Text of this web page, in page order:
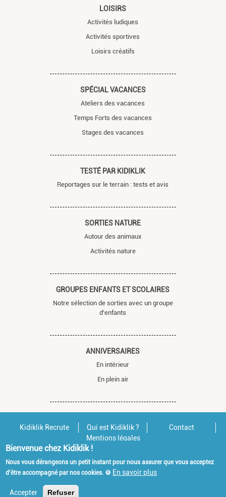
LOISIRS
Activités ludiques
Activités sportives
Loisirs créatifs
SPÉCIAL VACANCES
Ateliers des vacances
Temps Forts des vacances
Stages des vacances
TESTÉ PAR KIDIKLIK
Reportages sur le terrain : tests et avis
SORTIES NATURE
Autour des animaux
Activités nature
GROUPES ENFANTS ET SCOLAIRES
Notre sélection de sorties avec un groupe
d'enfants
ANNIVERSAIRES
En intérieur
En plein air
Kidiklik Recrute Qui est Kidiklik ?
Contact
Mentions légales
Bienvenue chez Kidiklik !
Nous vous dérangeons un petit instant pour nous assurer que vous acceptez
d'être accompagné par nos cookies. 🍪 En savoir plus
Accepter Refuser